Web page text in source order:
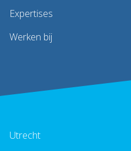
Expertises
Werken bij
Utrecht